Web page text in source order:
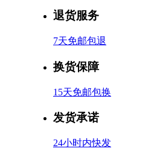
退货服务
7天免邮包退
换货保障
15天免邮包换
发货承诺
24小时内快发